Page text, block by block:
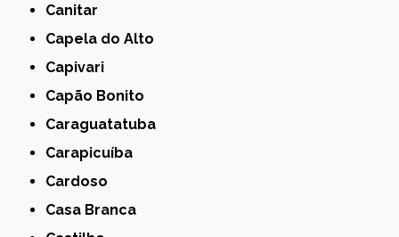
Canitar
Capela do Alto
Capivari
Capão Bonito
Caraguatatuba
Carapicuíba
Cardoso
Casa Branca